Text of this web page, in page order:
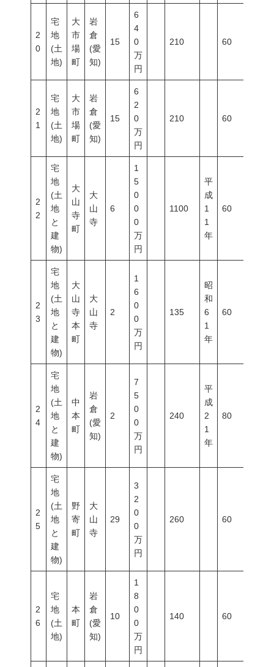
2
0
宅
地
(土
地)
大
市
場
町
岩
倉
(愛
知)
15
6
4
0
万
円
210 60
2
1
宅
地
(土
地)
大
市
場
町
岩
倉
(愛
知)
15
6
2
0
万
円
210 60
2
2
宅
地
(土
地
と
建
物)
大
山
寺
町
大
山
寺
6
1
5
0
0
0
万
円
1100
平
成
1
1
年
60
2
3
宅
地
(土
地
と
建
物)
大
山
寺
本
町
大
山
寺
2
1
6
0
0
万
円
135
昭
和
6
1
年
60
2
4
宅
地
(土
地
と
建
物)
中
本
町
岩
倉
(愛
知)
2
7
5
0
0
万
円
240
平
成
2
1
年
80
2
5
宅
地
(土
地
と
建
物)
野
寄
町
大
山
寺
29
3
2
0
0
万
円
260 60
2
6
宅
地
(土
地)
本
町
岩
倉
(愛
知)
10
1
8
0
0
万
円
140 60